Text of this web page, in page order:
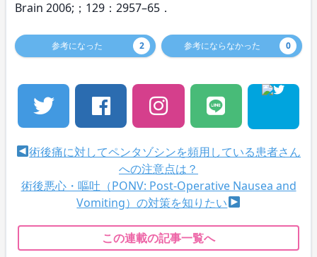
Brain 2006;；129：2957–65．
参考になった 2 参考にならなかった 0
術後痛に対してペンタゾシンを頻用している患者さん
への注意点は？
術後悪心・嘔吐（PONV: Post-Operative Nausea and
Vomiting）の対策を知りたい
この連載の記事一覧へ